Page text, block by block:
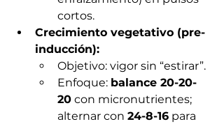
cortos.
Crecimiento vegetativo (pre-
inducción):
Objetivo: vigor sin “estirar”.
Enfoque: balance 20-20-
20 con micronutrientes;
alternar con 24-8-16 para